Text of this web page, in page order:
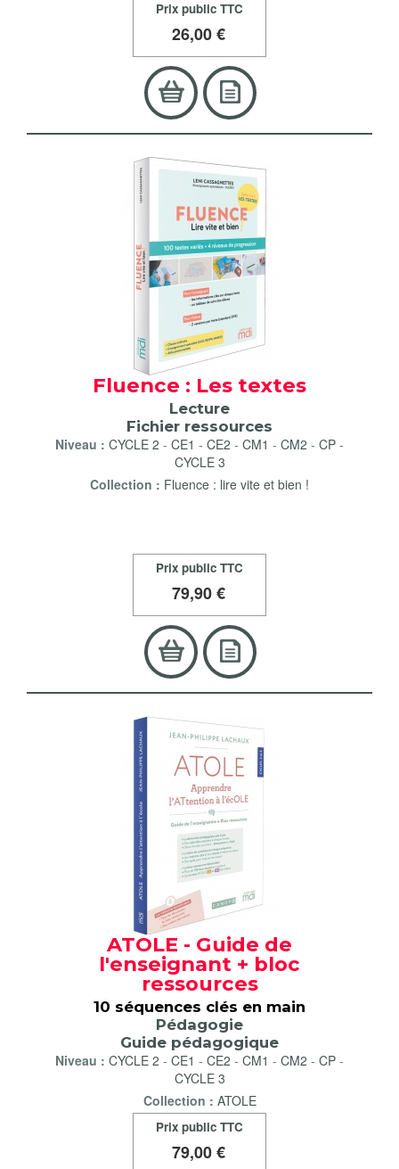
Prix public TTC
26,00 €
Fluence : Les textes
Lecture
Fichier ressources
Niveau : CYCLE 2 - CE1 - CE2 - CM1 - CM2 - CP -
CYCLE 3
Collection : Fluence : lire vite et bien !
Prix public TTC
79,90 €
ATOLE - Guide de
l'enseignant + bloc
ressources
10 séquences clés en main
Pédagogie
Guide pédagogique
Niveau : CYCLE 2 - CE1 - CE2 - CM1 - CM2 - CP -
CYCLE 3
Collection : ATOLE
Prix public TTC
79,00 €